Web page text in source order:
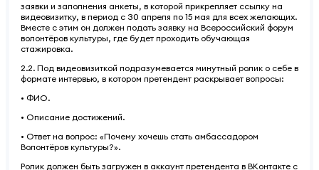
заявки и заполнения анкеты, в которой прикрепляет ссылку на
видеовизитку, в период с 30 апреля по 15 мая для всех желающих.
Вместе с этим он должен подать заявку на Всероссийский форум
волонтёров культуры, где будет проходить обучающая
стажировка.
2.2. Под видеовизиткой подразумевается минутный ролик о себе в
формате интервью, в котором претендент раскрывает вопросы:
• ФИО.
• Описание достижений.
• Ответ на вопрос: «Почему хочешь стать амбассадором
Волонтёров культуры?».
Ролик должен быть загружен в аккаунт претендента в ВКонтакте с